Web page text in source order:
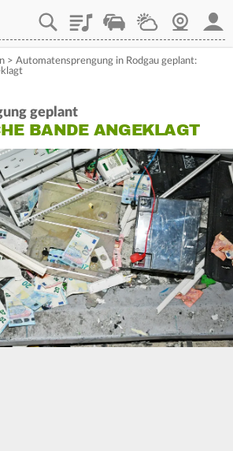
PlaylistStaupilotWetterWebcam
> Automatensprengung in Rodgau geplant:
geplant
BANDE ANGEKLAGT